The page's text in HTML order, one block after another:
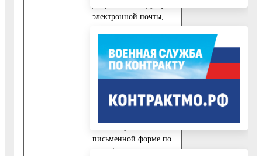
электронной почты,
письменной форме по
почтовому адресу,
указанному в
в соответствии с
быть направлен в
письменной форме по
почте).